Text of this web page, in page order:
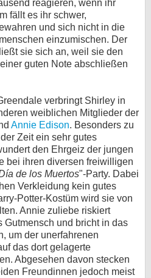
reagieren, wenn ihr
fällt es ihr schwer,
und sich nicht in die
einzumischen. Der
sie sich an, weil sie den
guten Note abschließen
verbringt Shirley in
weiblichen Mitglieder der
Annie Edison. Besonders zu
Zeit ein sehr gutes
den Ehrgeiz der jungen
bei ihren diversen freiwilligen
de los Muertos"-Party. Dabei
Verkleidung kein gutes
Potter-Kostüm wird sie von
Annie zuliebe riskiert
Gutmensch und bricht in das
um der unerfahrenen
das dort gelagerte
Abgesehen davon stecken
Freundinnen jedoch meist